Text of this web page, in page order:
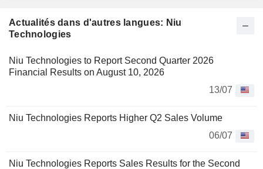
Actualités dans d'autres langues: Niu
Technologies
Niu Technologies to Report Second Quarter 2026
Financial Results on August 10, 2026
13/07
Niu Technologies Reports Higher Q2 Sales Volume
06/07
Niu Technologies Reports Sales Results for the Second